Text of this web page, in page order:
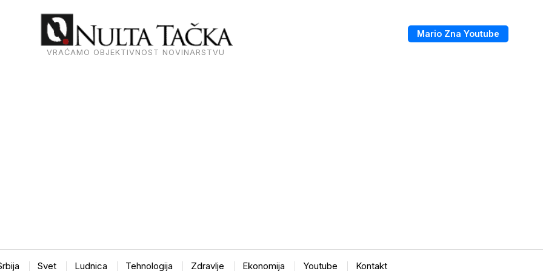
VRAĆAMO OBJEKTIVNOST NOVINARSTVU
Mario Zna Youtube
Svet Ludnica Tehnologija Zdravlje Ekonomija Youtube Kontakt